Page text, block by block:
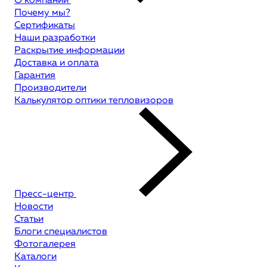
Почему мы?
Сертификаты
Наши разработки
Раскрытие информации
Доставка и оплата
Гарантия
Производители
Калькулятор оптики тепловизоров
Пресс-центр
Новости
Статьи
Блоги специалистов
Фотогалерея
Каталоги